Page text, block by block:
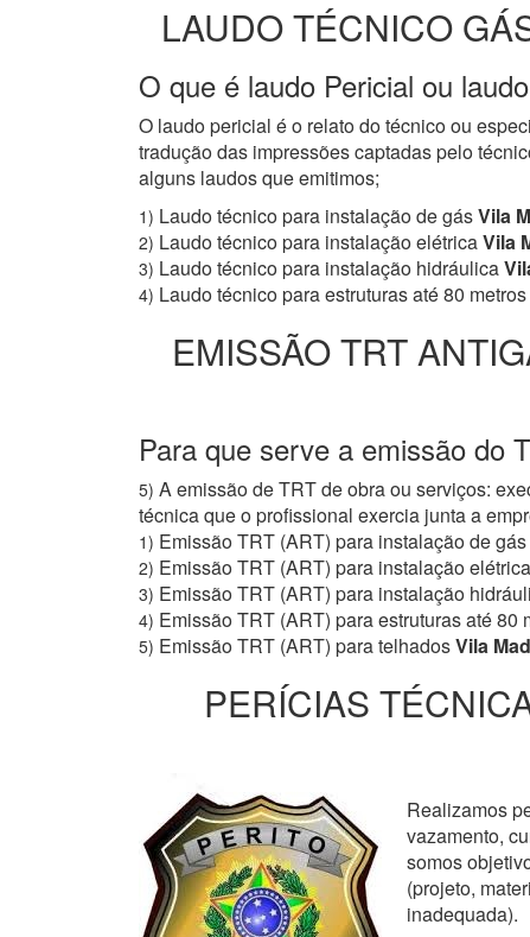
LAUDO TÉCNICO
O que é laudo Pericial ou
O laudo pericial é o relato do técnico ou
tradução das impressões captadas pelo
alguns laudos que emitimos;
1) Laudo técnico para instalação de gásVila
2) Laudo técnico para instalação elétricaVila
3) Laudo técnico para instalação hidráulica
4) Laudo técnico para estruturas até 80 metros
EMISSÃO TRT
Para que serve a emissão do
5) A emissão de TRT de obra ou serviços:
técnica que o profissional exercia junta a
1) Emissão TRT (ART) para instalação de gás
2) Emissão TRT (ART) para instalação elétrica
3) Emissão TRT (ART) para instalação
4) Emissão TRT (ART) para estruturas até 80
5) Emissão TRT (ART) para telhadosVila
PERÍCIAS
Realizamos
vazamento,
somos
(projeto,
inadequada).